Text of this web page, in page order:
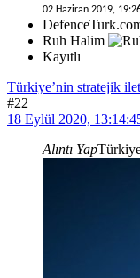
02 Haziran 2019,
Ruh Halim
Kayıtlı
Türkiye’nin stratejik
#22
18 Eylül 2020,
Alıntı Yap